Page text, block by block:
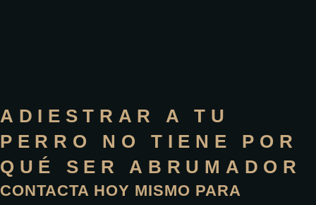
ADIESTRAR A TU
PERRO NO TIENE POR
QUÉ SER ABRUMADOR
CONTACTA HOY MISMO PARA